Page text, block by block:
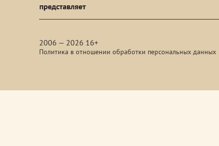
2006 — 2026 16+
Политика в отношении обработки персональных данных